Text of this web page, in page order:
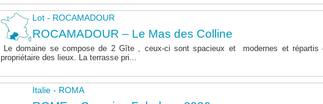
Lot - ROCAMADOUR
ROCAMADOUR – Le Mas des Colline
Le domaine se compose de 2 Gîte , ceux-ci sont spacieux et modernes et
propriétaire des lieux. La terrasse pri...
Italie - ROMA